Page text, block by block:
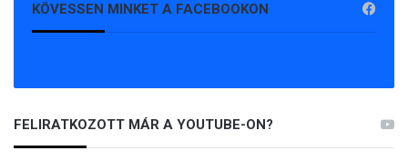
KÖVESSEN MINKET A FACEBOOKON
FELIRATKOZOTT MÁR A YOUTUBE-ON?